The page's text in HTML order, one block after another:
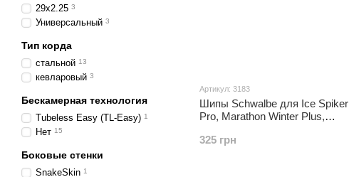
Артикул: 3183
Шипы Schwalbe для Ice Spiker
Pro, Marathon Winter Plus,
325 грн
29x2.25 3
Универсальный 3
Тип корда
стальной 13
кевларовый 3
Бескамерная технология
Tubeless Easy (TL-Easy) 1
Нет 15
Боковые стенки
SnakeSkin 1